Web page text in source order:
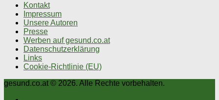
Kontakt
Impressum
Unsere Autoren
Presse
Werben auf gesund.co.at
Datenschutzerklärung
Links
Cookie-Richtlinie (EU)
gesund.co.at © 2026. Alle Rechte vorbehalten.